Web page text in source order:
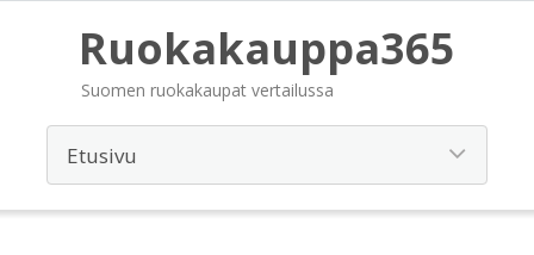
Ruokakauppa365
Suomen ruokakaupat vertailussa